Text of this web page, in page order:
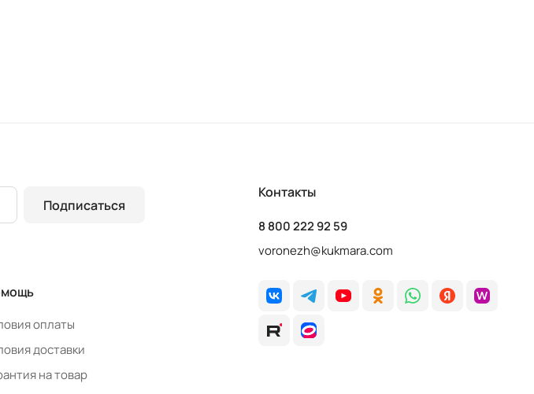
Подписаться
оплаты
доставки
на товар
Контакты
8 800 222 92 59
voronezh@kukmara.com